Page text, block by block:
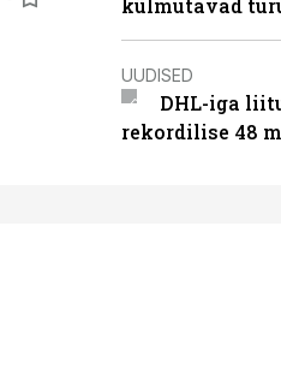
külmutavad
UUDISED
DHL-iga
rekordilise 48